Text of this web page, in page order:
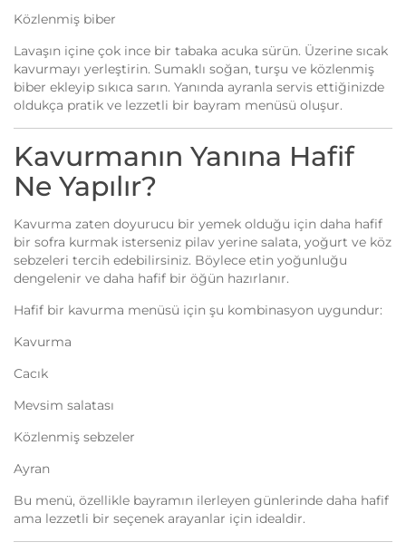
Közlenmiş biber
Lavaşın içine çok ince bir tabaka acuka sürün. Üzerine sıcak
kavurmayı yerleştirin. Sumaklı soğan, turşu ve közlenmiş
biber ekleyip sıkıca sarın. Yanında ayranla servis ettiğinizde
oldukça pratik ve lezzetli bir bayram menüsü oluşur.
Kavurmanın Yanına Hafif
Ne Yapılır?
Kavurma zaten doyurucu bir yemek olduğu için daha hafif
bir sofra kurmak isterseniz pilav yerine salata, yoğurt ve köz
sebzeleri tercih edebilirsiniz. Böylece etin yoğunluğu
dengelenir ve daha hafif bir öğün hazırlanır.
Hafif bir kavurma menüsü için şu kombinasyon uygundur:
Kavurma
Cacık
Mevsim salatası
Közlenmiş sebzeler
Ayran
Bu menü, özellikle bayramın ilerleyen günlerinde daha hafif
ama lezzetli bir seçenek arayanlar için idealdir.